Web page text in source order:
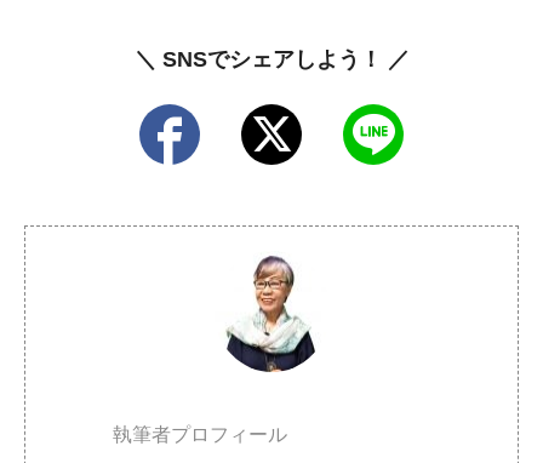
＼ SNSでシェアしよう！ ／
執筆者プロフィール